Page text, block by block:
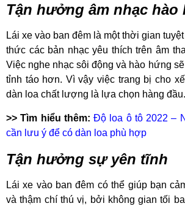
Tận hưởng âm nhạc hào
Lái xe vào ban đêm là một thời gian
thức các bản nhạc yêu thích trên âm
Việc nghe nhạc sôi động và hào hứng
tỉnh táo hơn. Vì vậy việc trang bị cho
dàn loa chất lượng là lựa chọn hàng đầu.
>> Tìm hiểu thêm: Độ loa ô tô 2022 –
cần lưu ý để có dàn loa phù hợp
Tận hưởng sự yên tĩnh
Lái xe vào ban đêm có thể giúp bạn
và thậm chí thú vị, bởi không gian tối